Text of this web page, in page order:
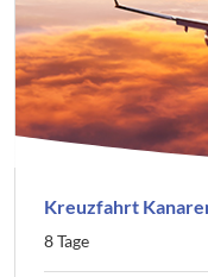
Kreuzfahrt
8 Tage